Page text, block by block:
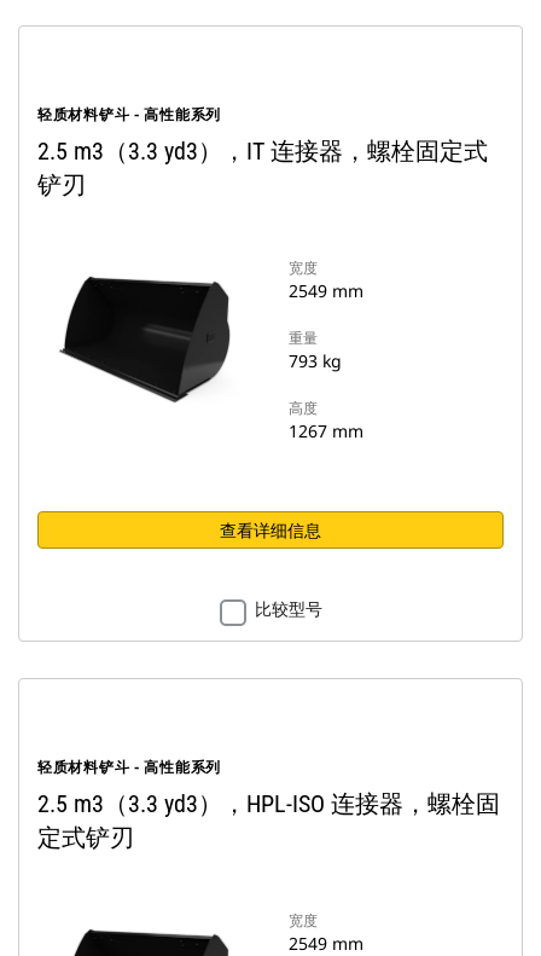
轻质材料铲斗 - 高性能系列
2.5 m3（3.3 yd3），IT 连接器，螺栓固定式
铲刃
宽度
2549 mm
重量
793 kg
高度
1267 mm
查看详细信息
比较型号
轻质材料铲斗 - 高性能系列
2.5 m3（3.3 yd3），HPL-ISO 连接器，螺栓固
定式铲刃
宽度
2549 mm